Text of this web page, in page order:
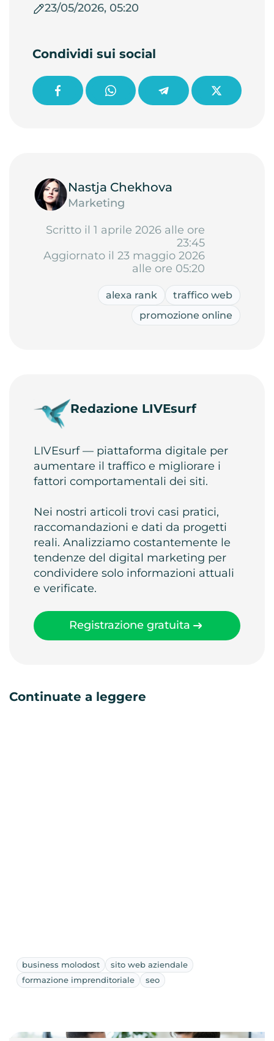
23/05/2026, 05:20
Condividi sui social
Nastja Chekhova
Marketing
Scritto il 1 aprile 2026 alle ore
23:45
Aggiornato il 23 maggio 2026
alle ore 05:20
alexa rank
traffico web
promozione online
Redazione LIVEsurf
LIVEsurf — piattaforma digitale per
aumentare il traffico e migliorare i
fattori comportamentali dei siti.
Nei nostri articoli trovi casi pratici,
raccomandazioni e dati da progetti
reali. Analizziamo costantemente le
tendenze del digital marketing per
condividere solo informazioni attuali
e verificate.
Registrazione gratuita
Continuate a leggere
business molodost
sito web aziendale
formazione imprenditoriale
seo